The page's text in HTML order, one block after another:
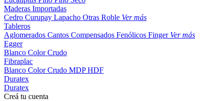
Maderas Importadas
Cedro Curupay Lapacho Otras Roble Ver más
Tableros
Aglomerados Cantos Compensados Fenólicos Finger Ver más
Egger
Blanco ColorCrudo
Fibraplac
Blanco ColorCrudo MDPHDF
Duratex
Duratex
Creá tu cuenta